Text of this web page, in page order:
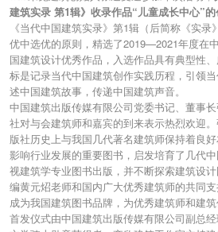
联系
语言: English 中文
切换至PC网站
建筑实录 第1辑》收录作品“儿童成长中心”的
《当代中国建筑实录》第1辑（后简称《实
优中选优的原则，精选了2019—2021年度在
国建筑设计优秀作品，入选作品具有典型性
标是记录当代中国建筑创作实践历程，引领
述中国建筑故事，传递中国建筑声音。
中国建筑出版传媒有限公司党委书记、董事
社对与会建筑师和嘉宾的到来表示热烈欢迎
版社历史上与我国几代著名建筑师保持着良
影响行业发展的重要图书，启发培育了几代
视建筑学专业图书出版，并不断探索建筑设
编黄元炤老师和国内广大优秀建筑师的共同
成为我国建筑图书品牌，为优秀建筑师和建筑
首发仪式由中国建筑出版传媒有限公司副总